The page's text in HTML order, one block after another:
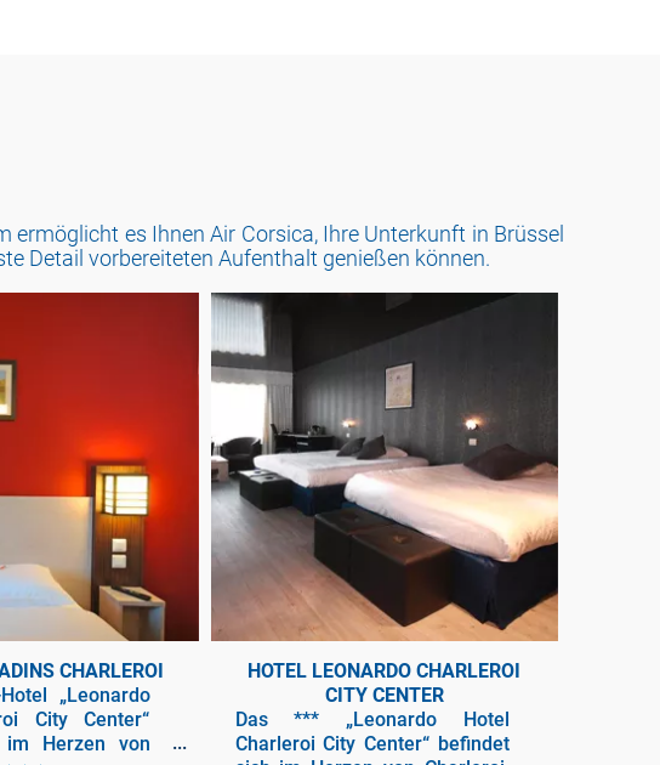
es Ihnen Air Corsica, Ihre Unterkunft in Brüssel
Detail vorbereiteten Aufenthalt genießen können.
CHARLEROI
„Leonardo
City Center“
Herzen von
HOTEL LEONARDO CHARLEROI
CITY CENTER
Das *** „Leonardo Hotel
Charleroi City Center“ befindet